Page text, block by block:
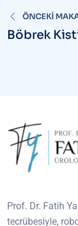
ÖNCEKI
Böbrek
Prof. Dr. Fatih
tecrübesiyle,